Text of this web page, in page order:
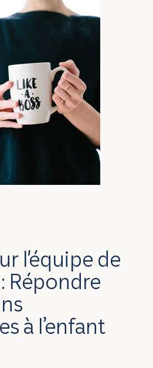
l'équipe de
Répondre
à l’enfant